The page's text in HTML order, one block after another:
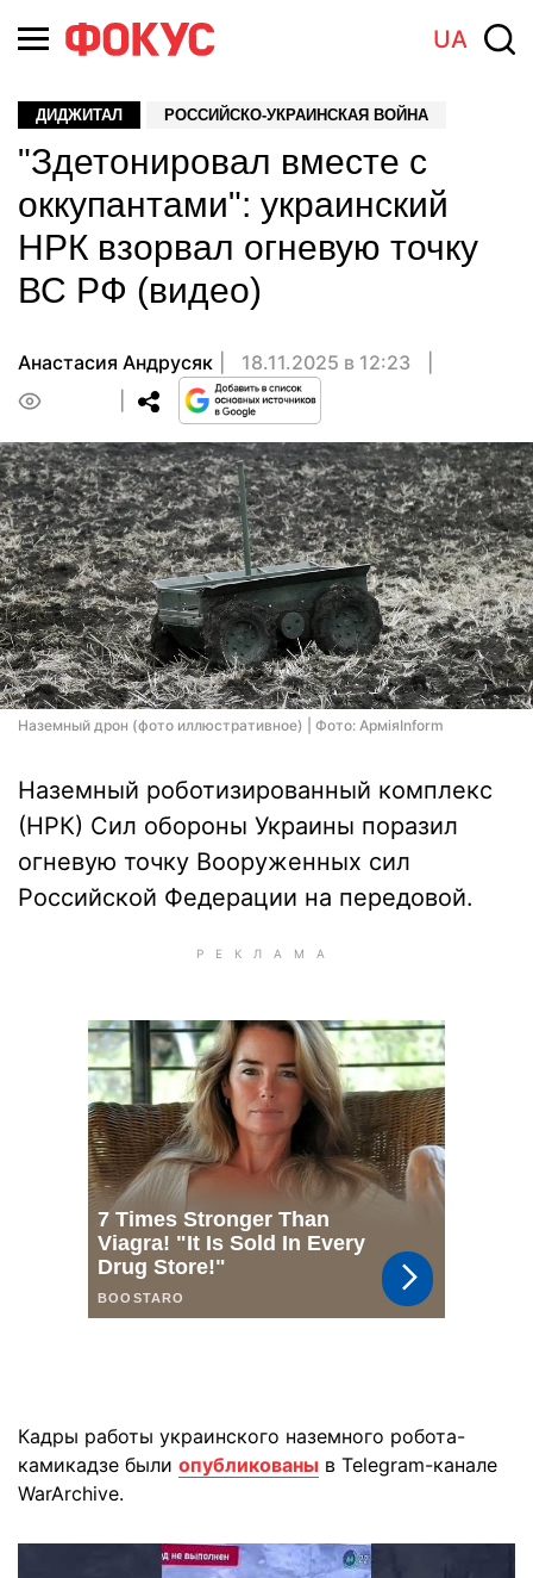
UA
ДИДЖИТАЛ РОССИЙСКО-УКРАИНСКАЯ ВОЙНА
"Здетонировал вместе с
оккупантами": украинский
НРК взорвал огневую точку
ВС РФ (видео)
Анастасия Андрусяк
18.11.2025 в 12:23
Наземный дрон (фото иллюстративное) | Фото: АрміяInform
Наземный роботизированный комплекс
(НРК) Сил обороны Украины поразил
огневую точку Вооруженных сил
Российской Федерации на передовой.
Кадры работы украинского наземного робота-
камикадзе были опубликованы в Telegram-канале
WarArchive.